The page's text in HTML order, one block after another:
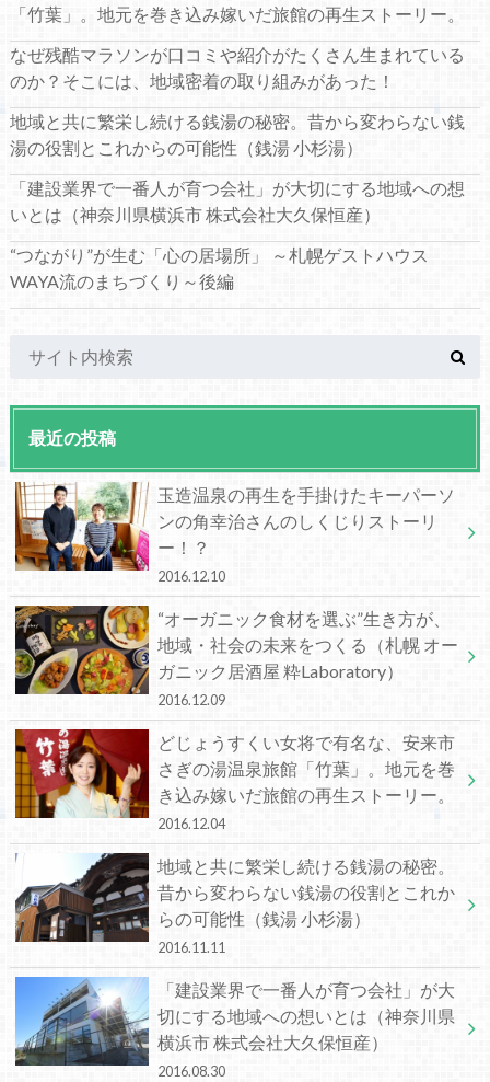
「竹葉」。地元を巻き込み嫁いだ旅館の再生ストーリー。
なぜ残酷マラソンが口コミや紹介がたくさん生まれている
のか？そこには、地域密着の取り組みがあった！
地域と共に繁栄し続ける銭湯の秘密。昔から変わらない銭
湯の役割とこれからの可能性（銭湯 小杉湯）
「建設業界で一番人が育つ会社」が大切にする地域への想
いとは（神奈川県横浜市 株式会社大久保恒産）
“つながり”が生む「心の居場所」 ～札幌ゲストハウス
WAYA流のまちづくり～後編
最近の投稿
玉造温泉の再生を手掛けたキーパーソ
ンの角幸治さんのしくじりストーリ
ー！？
2016.12.10
“オーガニック食材を選ぶ”生き方が、
地域・社会の未来をつくる（札幌 オー
ガニック居酒屋 粋Laboratory）
2016.12.09
どじょうすくい女将で有名な、安来市
さぎの湯温泉旅館「竹葉」。地元を巻
き込み嫁いだ旅館の再生ストーリー。
2016.12.04
地域と共に繁栄し続ける銭湯の秘密。
昔から変わらない銭湯の役割とこれか
らの可能性（銭湯 小杉湯）
2016.11.11
「建設業界で一番人が育つ会社」が大
切にする地域への想いとは（神奈川県
横浜市 株式会社大久保恒産）
2016.08.30